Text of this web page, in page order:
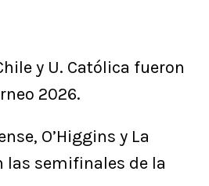
y U. Católica fueron
2026.
O’Higgins y La
las semifinales de la